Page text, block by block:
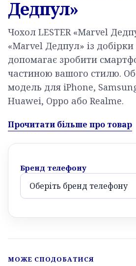
Дедпул»
Чохол LESTER «Marvel
«Marvel Дедпул» із
допомагає зробити
частиною вашого стилю.
модель для iPhone,
Huawei, Oppo або Realme.
Прочитати більше про товар
Бренд телефону
МОЖЕ СПОДОБАТИСЯ